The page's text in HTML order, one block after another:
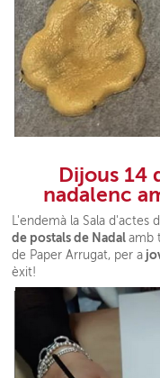
Dijous 14
nadalenc
L'endemà la Sala d'actes
de postals de Nadalamb
de Paper Arrugat, per a
èxit!